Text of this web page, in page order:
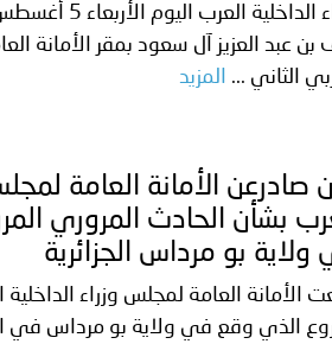
بن عبد العزيز آل سعود بمقر الأمانة
الثاني ...
المزيد
صادرعن الأمانة العامة
بشأن الحادث المروري
بو مرداس الجزائرية
الأمانة العامة لمجلس وزراء
الذي وقع في ولاية بو مرداس في